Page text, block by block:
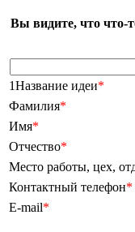
Вы видите, что что-
1Название идеи*
Фамилия*
Имя*
Отчество*
Место работы, цех,
Контактный телефон*
E-mail*